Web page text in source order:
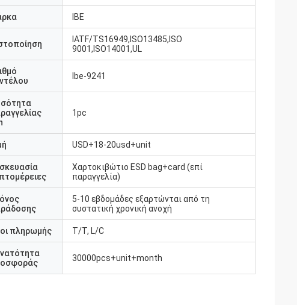
IBE
IATF/TS16949,ISO13485,ISO
9001,ISO14001,UL
Ibe-9241
1pc
USD+18-20usd+unit
Χαρτοκιβώτιο ESD bag+card (επί
παραγγελία)
5-10 εβδομάδες εξαρτώνται από τη
συστατική χρονική ανοχή
πληρωμής T/T, L/C
30000pcs+unit+month